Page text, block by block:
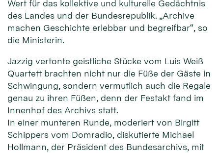
Wert für das kollektive und kulturelle Gedächtnis
des Landes und der Bundesrepublik. „Archive
machen Geschichte erlebbar und begreifbar“, so
die Ministerin.
Jazzig vertonte geistliche Stücke vom Luis Weiß
Quartett brachten nicht nur die Füße der Gäste in
Schwingung, sondern vermutlich auch die Regale
genau zu ihren Füßen, denn der Festakt fand im
Innenhof des Archivs statt.
In einer munteren Runde, moderiert von Birgitt
Schippers vom Domradio, diskutierte Michael
Hollmann, der Präsident des Bundesarchivs, mit